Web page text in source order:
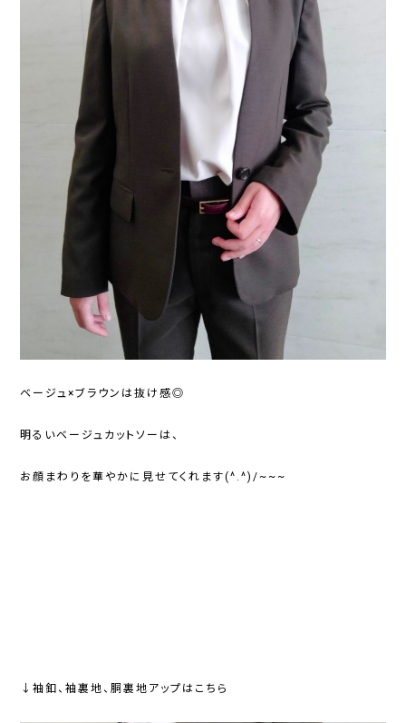
ベージュ×ブラウンは抜け感◎
明るいベージュカットソーは、
お顔まわりを華やかに見せてくれます(^.^)/~~~
↓袖釦、袖裏地、胴裏地アップはこちら